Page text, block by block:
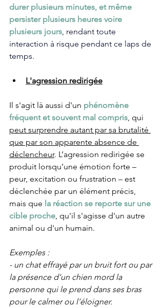
durer plusieurs minutes, et même
persister plusieurs heures voire
plusieurs jours , rendant toute
interaction à risque pendant ce laps de
temps.
L'agression redirigée
Il s'agit là aussi d'un phénomène
fréquent et souvent mal compris , qui
peut surprendre autant par sa brutalité
que par son apparente absence de
déclencheur. L’agression redirigée se
produit lorsqu’une émotion forte –
peur, excitation ou frustration – est
déclenchée par un élément précis,
mais que la réaction se reporte sur une
cible proche , qu'il s'agisse d'un autre
animal ou d'un humain.
Exemples :
- un chat effrayé par un bruit fort ou par
la présence d’un chien mord la
personne qui le prend dans ses bras
pour le calmer ou l’éloigner.